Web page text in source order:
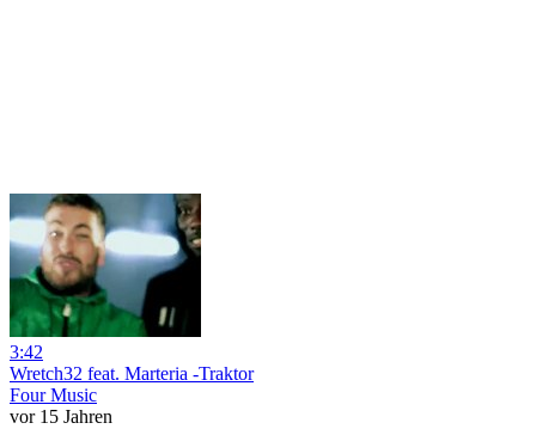
3:42
Wretch32 feat. Marteria -Traktor
Four Music
vor 15 Jahren